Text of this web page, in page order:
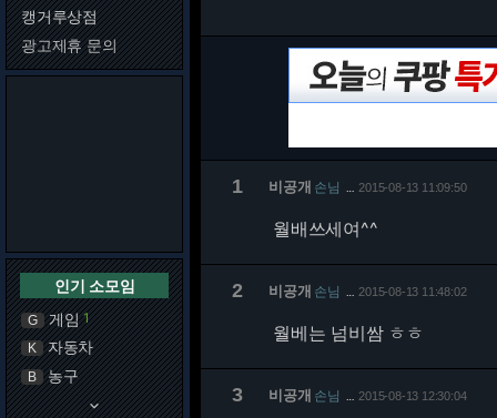
캥거루상점
광고제휴 문의
인기 소모임
G 게임 1
K 자동차
B 농구
keyboard_arrow_down
1 비공개 손님 2015-08-13 11:09:50
월배쓰세여^^
2 비공개 손님 2015-08-13 11:48:02
월베는 넘비쌈 ㅎㅎ
3 비공개 손님 2015-08-13 12:30:04